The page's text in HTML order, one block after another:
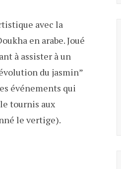
avec la
en arabe. Joué
à assister à un
du jasmin”
événements qui
tournis aux
le vertige).